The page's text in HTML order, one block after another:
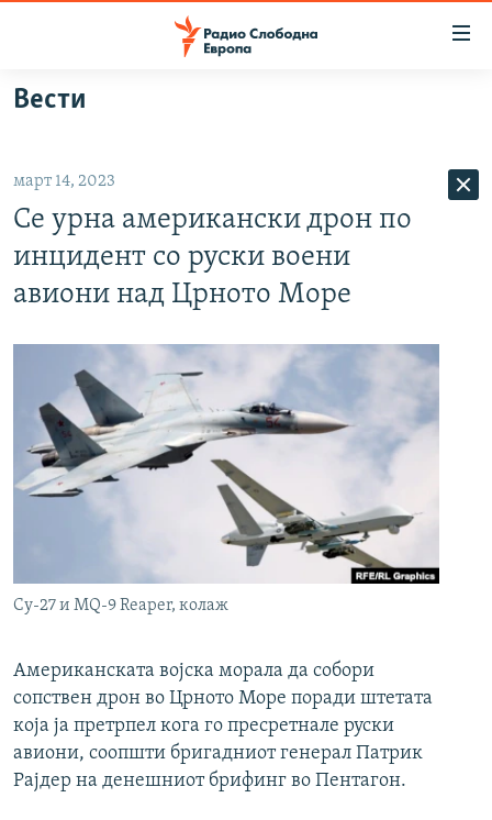
Оди
на
главната
навигација
на
ВИЗУЕЛНО
ВЕСТИ
ШТО ТРЕБА ДА ЗНАЕТЕ
ПРИЈАВИ СЕ ЗА ЊУЗЛЕТЕР
ПОДКАСТ ЗОШТО?
СЛЕДЕТЕ НЕ
РСЕ веб страници
Вести
март 14, 2023
Се урна американски дрон по
инцидент со руски воени
авиони над Црното Море
Су-27 и MQ-9 Reaper, колаж
Американската војска морала да собори
сопствен дрон во Црното Море поради штетата
која ја претрпел кога го пресретнале руски
авиони, соопшти бригадниот генерал Патрик
Рајдер на денешниот брифинг во Пентагон.